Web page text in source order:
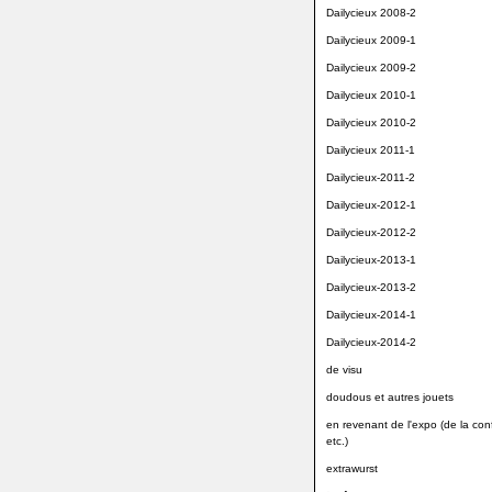
Dailycieux 2008-2
Dailycieux 2009-1
Dailycieux 2009-2
Dailycieux 2010-1
Dailycieux 2010-2
Dailycieux 2011-1
Dailycieux-2011-2
Dailycieux-2012-1
Dailycieux-2012-2
Dailycieux-2013-1
Dailycieux-2013-2
Dailycieux-2014-1
Dailycieux-2014-2
de visu
doudous et autres jouets
en revenant de l'expo (de la
etc.)
extrawurst